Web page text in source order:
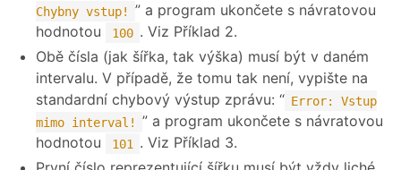
Chybny vstup!
” a program ukončete s návratovou
hodnotou
100 . Viz Příklad 2.
Obě čísla (jak šířka, tak výška) musí být v daném
intervalu. V případě, že tomu tak není, vypište na
standardní chybový výstup zprávu: “ Error: Vstup
mimo interval!
” a program ukončete s návratovou
hodnotou
101
. Viz Příklad 3.